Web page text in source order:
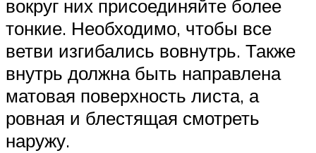
вокруг них присоединяйте более
тонкие. Необходимо, чтобы все
ветви изгибались вовнутрь. Также
внутрь должна быть направлена
матовая поверхность листа, а
ровная и блестящая смотреть
наружу.